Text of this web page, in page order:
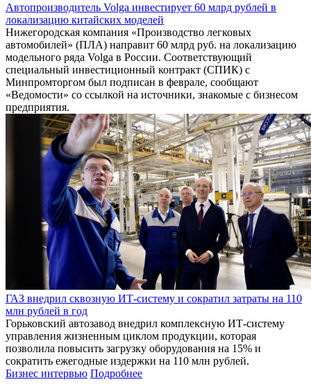
Автопроизводитель Volga инвестирует 60 млрд рублей в
локализацию китайских моделей
Нижегородская компания «Производство легковых
автомобилей» (ПЛА) направит 60 млрд руб. на локализацию
модельного ряда Volga в России. Соответствующий
специальный инвестиционный контракт (СПИК) с
Минпромторгом был подписан в феврале, сообщают
«Ведомости» со ссылкой на источники, знакомые с бизнесом
предприятия.
ГАЗ внедрил сквозную ИТ-систему и сократил затраты на 110
млн рублей в год
Горьковский автозавод внедрил комплексную ИТ-систему
управления жизненным циклом продукции, которая
позволила повысить загрузку оборудования на 15% и
сократить ежегодные издержки на 110 млн рублей.
Бизнес интервью Подробнее